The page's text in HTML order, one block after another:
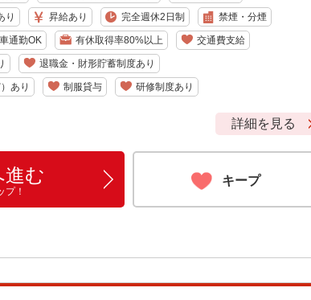
り 昇給あり 完全週休2日制 禁煙・分煙
通勤OK 有休取得率80%以上 交通費支給
退職金・財形貯蓄制度あり
あり 制服貸与 研修制度あり
詳細を見る
進む
プ！
キープ